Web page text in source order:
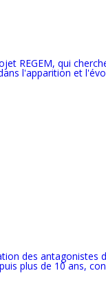
REGEM, qui
l'apparition et
des
plus de 10 ans,